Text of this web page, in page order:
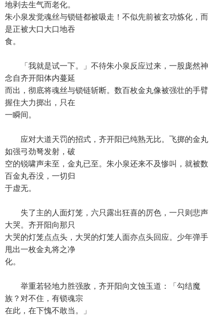
地剥去生气而老化。
朱小泉发觉魂丝与锁链都被吸走！不似先前被玄功炼化，而
是正被大口大口地吞
食。
「我就是试一下。」不待朱小泉反应过来，一股庞然神
念自齐开阳体内蔓延
而出，彻底将魂丝与锁链斩断。数百枚金丸像被强壮的手臂
握住大力掷出，只在
一瞬间。
应对大道天罚的招式，齐开阳已纯熟无比。飞掷的金丸
如强弓劲弩发射，破
空的锐啸声未至，金丸已至。朱小泉还来不及惨叫，就被数
百金丸吞没，一切归
于虚无。
失了主的人面灯笼，六只露出狂喜的厉色，一只则悲声
大哭。齐开阳向那只
大哭的灯笼点点头，大哭的灯笼人面亦点头回应。少年弹手
甩出一枚金丸将之净
化。
举重若轻地力胜强敌，齐开阳向文蚀玉道：「勾结魔
族？对不住，有锁魂宗
在此，在下愧不敢当。」